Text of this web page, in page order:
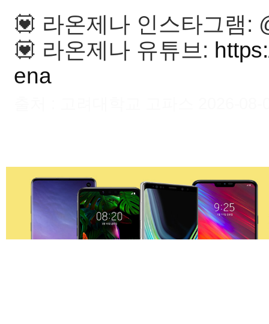
💟 라온제나 인스타그램:
💟 라온제나 유튜브:
ena